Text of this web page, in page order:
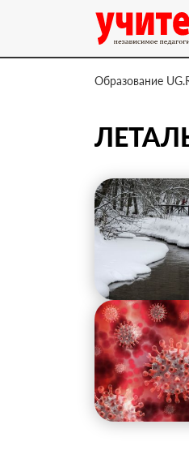
Образование